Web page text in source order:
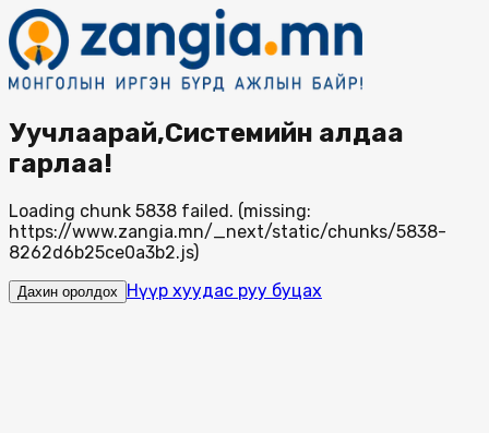
Уучлаарай,Системийн алдаа
гарлаа!
Loading chunk 5838 failed. (missing:
https://www.zangia.mn/_next/static/chunks/5838-
8262d6b25ce0a3b2.js)
Дахин оролдох Нүүр хуудас руу буцах